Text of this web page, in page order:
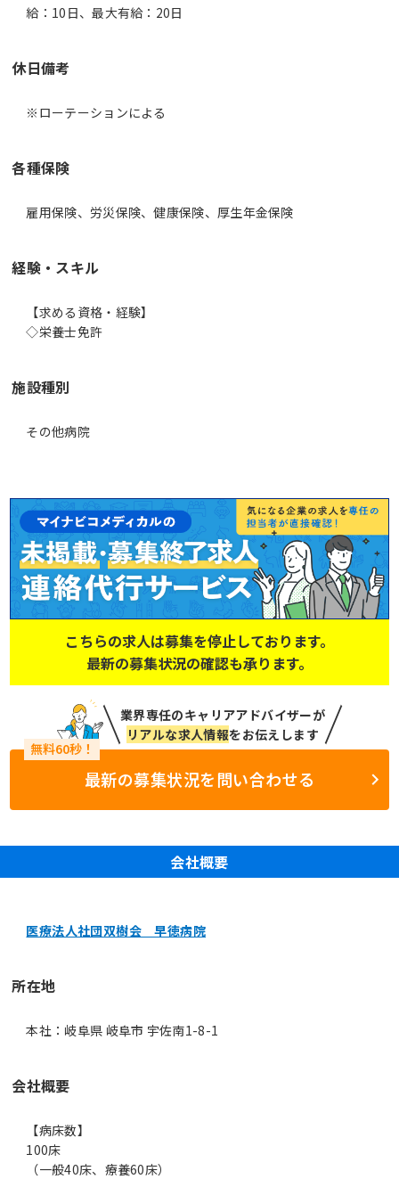
給：10日、最大有給：20日
休日備考
※ローテーションによる
各種保険
雇用保険、労災保険、健康保険、厚生年金保険
経験・スキル
【求める資格・経験】
◇栄養士免許
施設種別
その他病院
こちらの求人は募集を停止しております。
最新の募集状況の確認も承ります。
業界専任のキャリアアドバイザーが
リアルな求人情報をお伝えします
最新の募集状況を問い合わせる
会社概要
医療法人社団双樹会 早徳病院
所在地
本社：岐阜県 岐阜市 宇佐南1-8-1
会社概要
【病床数】
100床
（一般40床、療養60床）